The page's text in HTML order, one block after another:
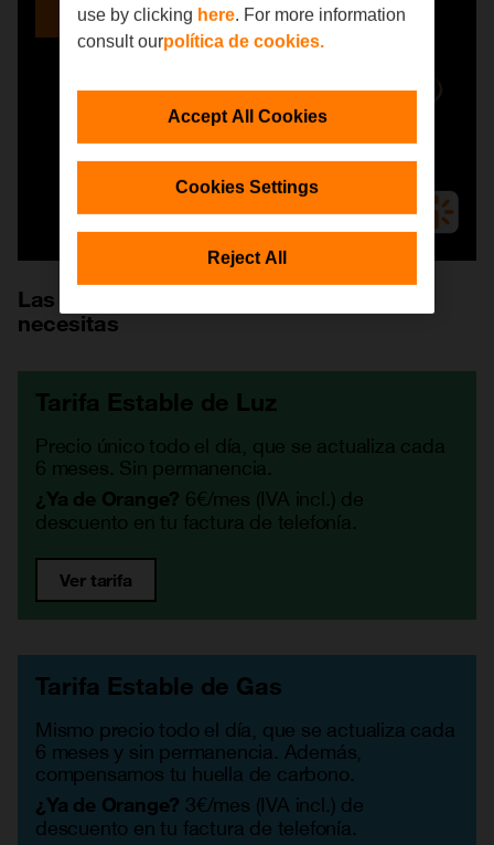
Descubre la App
Las tarifas claras y
necesitas
Tarifa Estable de Luz
Precio único todo el día, que se actualiza cada
6 meses. Sin permanencia.
¿Ya de Orange? 6€/mes (IVA incl.) de
descuento en tu factura de telefonía.
Ver tarifa
Tarifa Estable de Gas
Mismo precio todo el día, que se actualiza cada
6 meses y sin permanencia. Además,
compensamos tu huella de carbono.
¿Ya de Orange? 3€/mes (IVA incl.) de
descuento en tu factura de telefonía.
use by clicking here. For more information
consult ourpolítica de cookies.
Reject All
Accept All Cookies
Cookies Settings